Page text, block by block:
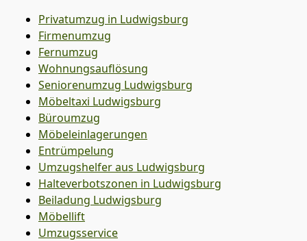
Privatumzug in Ludwigsburg
Firmenumzug
Fernumzug
Wohnungsauflösung
Seniorenumzug Ludwigsburg
Möbeltaxi Ludwigsburg
Büroumzug
Möbeleinlagerungen
Entrümpelung
Umzugshelfer aus Ludwigsburg
Halteverbotszonen in Ludwigsburg
Beiladung Ludwigsburg
Möbellift
Umzugsservice